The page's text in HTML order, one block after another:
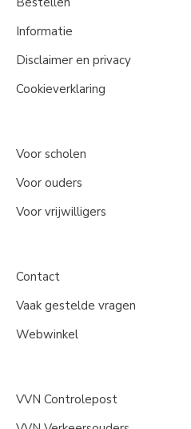
Informatie
Disclaimer en privacy
Cookieverklaring
Voor scholen
Voor ouders
Voor vrijwilligers
Contact
Vaak gestelde vragen
Webwinkel
VVN Controlepost